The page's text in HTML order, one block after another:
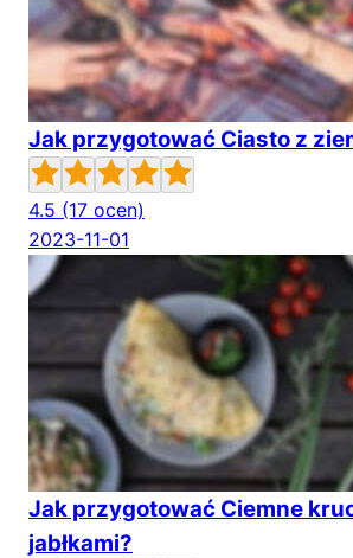
Jak przygotować Ciasto z
4.5 (17 ocen)
2023-11-01
Jak przygotować Ciemne
jabłkami?